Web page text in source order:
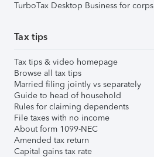
TurboTax Desktop Business for corps
Tax tips
Tax tips & video homepage
Browse all tax tips
Married filing jointly vs separately
Guide to head of household
Rules for claiming dependents
File taxes with no income
About form 1099-NEC
Amended tax return
Capital gains tax rate